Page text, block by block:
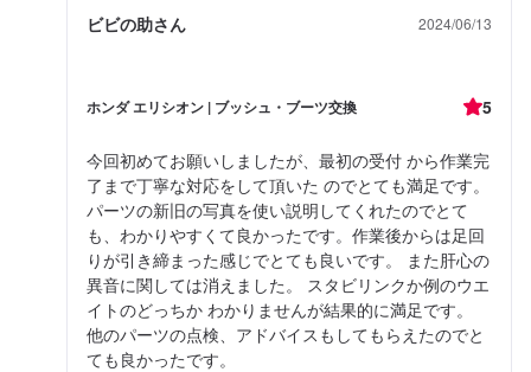
ビビの助さん 2024/06/13
ホンダ エリシオン | ブッシュ・ブーツ交換 5
今回初めてお願いしましたが、最初の受付 から作業完
了まで丁寧な対応をして頂いた のでとても満足です。
パーツの新旧の写真を使い説明してくれたのでとて
も、わかりやすくて良かったです。作業後からは足回
りが引き締まった感じでとても良いです。 また肝心の
異音に関しては消えました。 スタビリンクか例のウエ
イトのどっちか わかりませんが結果的に満足です。
他のパーツの点検、アドバイスもしてもらえたのでと
ても良かったです。